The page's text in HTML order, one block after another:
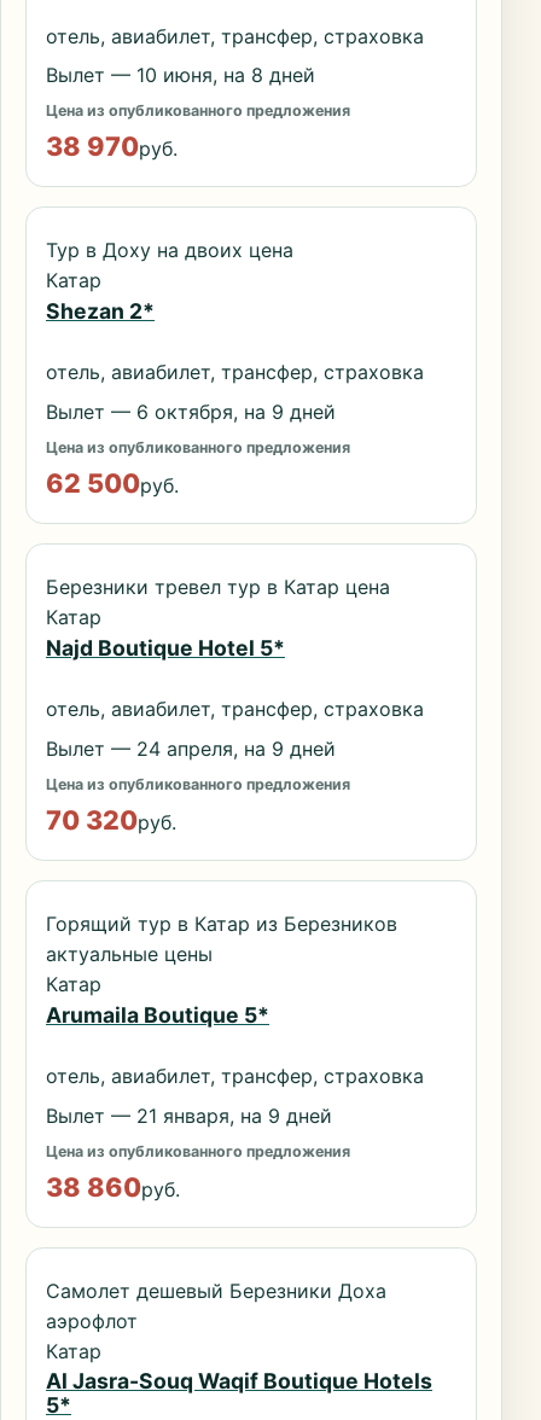
отель, авиабилет, трансфер, страховка
Вылет — 10 июня, на 8 дней
Цена из опубликованного предложения
38 970руб.
Тур в Доху на двоих цена
Катар
Shezan 2*
отель, авиабилет, трансфер, страховка
Вылет — 6 октября, на 9 дней
Цена из опубликованного предложения
62 500руб.
Березники тревел тур в Катар цена
Катар
Najd Boutique Hotel 5*
отель, авиабилет, трансфер, страховка
Вылет — 24 апреля, на 9 дней
Цена из опубликованного предложения
70 320руб.
Горящий тур в Катар из Березников
актуальные цены
Катар
Arumaila Boutique 5*
отель, авиабилет, трансфер, страховка
Вылет — 21 января, на 9 дней
Цена из опубликованного предложения
38 860руб.
Самолет дешевый Березники Доха
аэрофлот
Катар
Al Jasra-Souq Waqif Boutique Hotels
5*